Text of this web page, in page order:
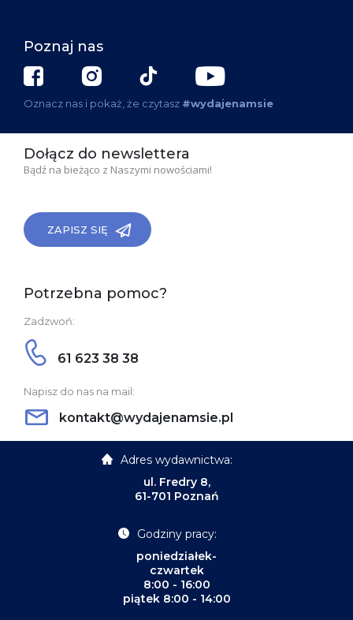
Poznaj nas
Oznacz nas i pokaż, że czytasz #wydajenamsie
Dołącz do newslettera
Bądź na bieżąco z Naszymi nowościami!
ZAPISZ SIĘ
Potrzebna pomoc?
Zadzwoń:
61 623 38 38
Napisz do nas na mail:
kontakt@wydajenamsie.pl
Adres wydawnictwa:
ul. Fredry 8,
61-701 Poznań
Godziny pracy:
poniedziałek-
czwartek
8:00 - 16:00
piątek 8:00 - 14:00